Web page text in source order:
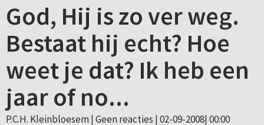
God, Hij is zo ver weg.
Bestaat hij echt? Hoe
weet je dat? Ik heb een
jaar of no...
P.C.H. Kleinbloesem | Geen reacties | 02-09-2008| 00:00